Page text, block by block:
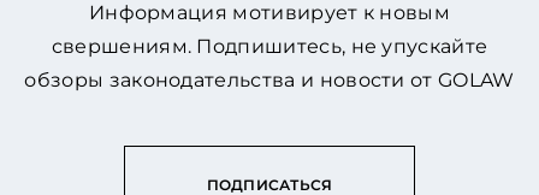
Информация мотивирует к новым
свершениям. Подпишитесь, не упускайте
обзоры законодательства и новости от GOLAW
ПОДПИСАТЬСЯ